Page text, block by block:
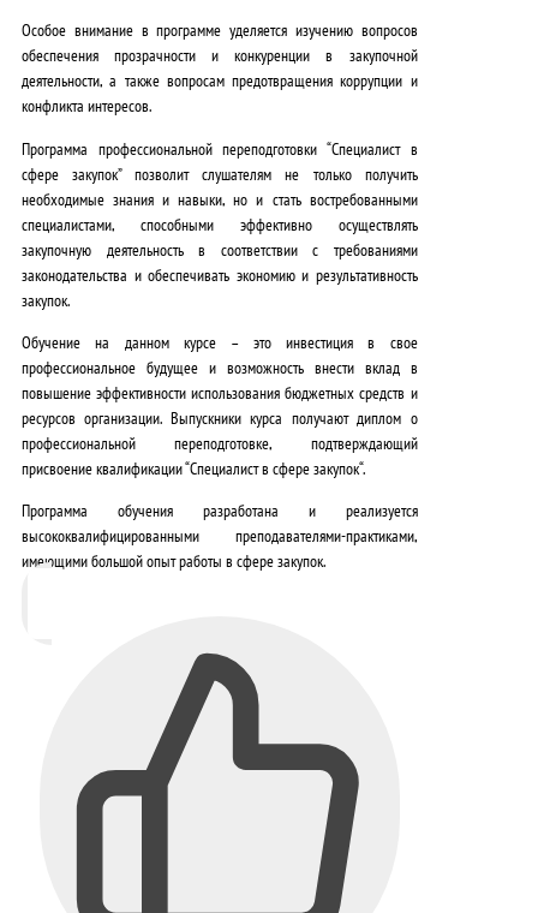
Особое внимание в программе уделяется изучению вопросов
обеспечения прозрачности и конкуренции в закупочной
деятельности, а также вопросам предотвращения коррупции и
конфликта интересов.
Программа профессиональной переподготовки “Специалист в
сфере закупок” позволит слушателям не только получить
необходимые знания и навыки, но и стать востребованными
специалистами, способными эффективно осуществлять
закупочную деятельность в соответствии с требованиями
законодательства и обеспечивать экономию и результативность
закупок.
Обучение на данном курсе – это инвестиция в свое
профессиональное будущее и возможность внести вклад в
повышение эффективности использования бюджетных средств и
ресурсов организации. Выпускники курса получают диплом о
профессиональной переподготовке, подтверждающий
присвоение квалификации “Специалист в сфере закупок“.
Программа обучения разработана и реализуется
высококвалифицированными преподавателями-практиками,
имеющими большой опыт работы в сфере закупок.